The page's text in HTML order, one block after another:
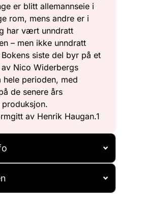
er blitt allemannseie i
rom, mens andre er i
har vært unndratt
– men ikke unndratt
siste del byr på et
Nico Widerbergs
hele perioden, med
de senere års
av Henrik Haugan.1